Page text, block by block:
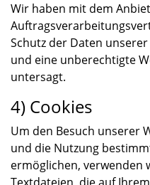
Wir haben mit dem
Schutz der Daten
und eine unberechtigte
untersagt.
4) Cookies
Um den Besuch unserer
und die Nutzung
ermöglichen, verwenden